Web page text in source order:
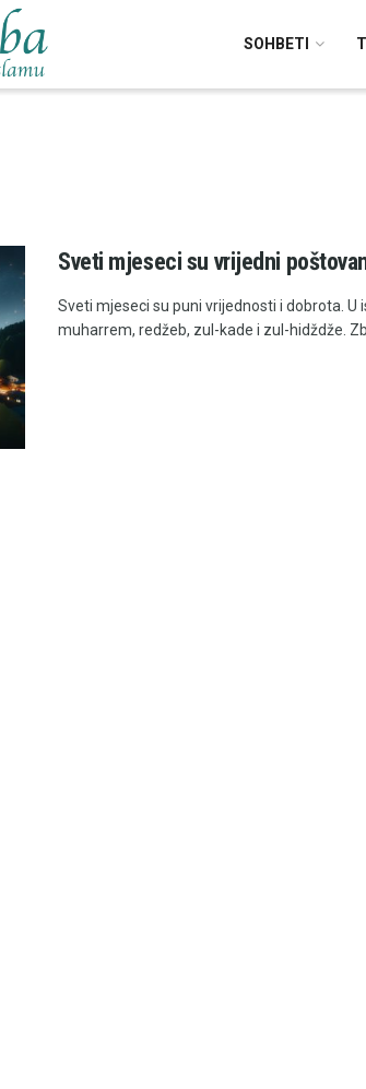
SOHBETI
Sveti mjeseci su vrijedni
Sveti mjeseci su puni vrijednosti i dobrota. U
muharrem, redžeb, zul-kade i zul-hidždže.